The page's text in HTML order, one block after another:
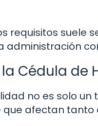
requisitos suele
administración
Cédula de
no es solo
afectan tanto